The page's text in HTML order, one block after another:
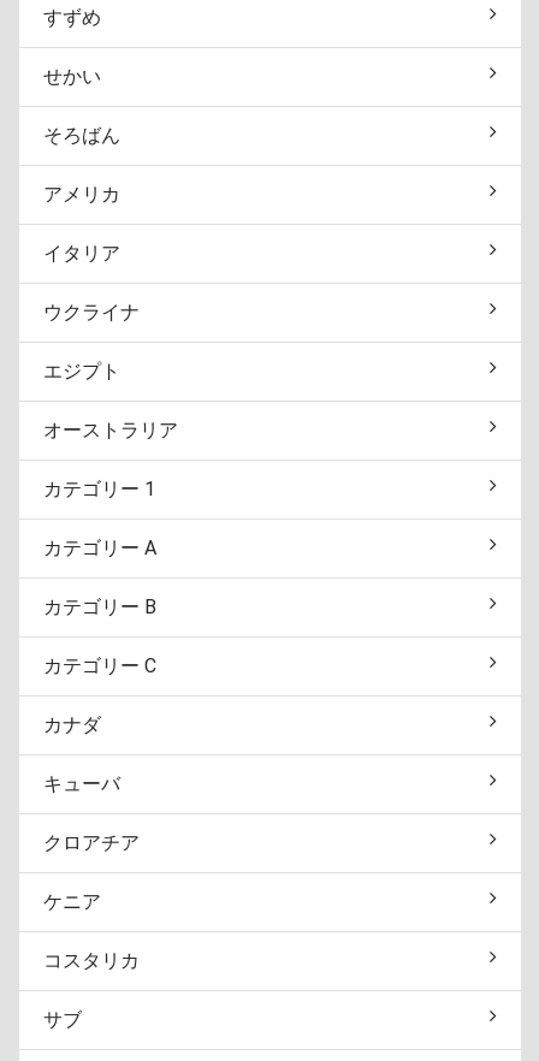
すずめ
せかい
そろばん
アメリカ
イタリア
ウクライナ
エジプト
オーストラリア
カテゴリー 1
カテゴリー A
カテゴリー B
カテゴリー C
カナダ
キューバ
クロアチア
ケニア
コスタリカ
サブ